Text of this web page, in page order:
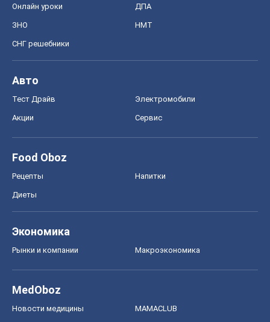
Онлайн уроки ДПА
ЗНО НМТ
СНГ решебники
Авто
Тест Драйв Электромобили
Акции Сервис
Food Oboz
Рецепты Напитки
Диеты
Экономика
Рынки и компании Mакроэкономика
MedOboz
Новости медицины MAMACLUB